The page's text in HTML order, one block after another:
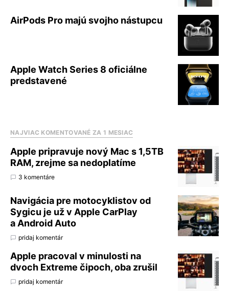
AirPods Pro majú svojho nástupcu
Apple Watch Series 8 oficiálne
predstavené
NAJVIAC KOMENTOVANÉ ZA 1 MESIAC
Apple pripravuje nový Mac s 1,5TB
RAM, zrejme sa nedoplatíme
3 komentáre
Navigácia pre motocyklistov od
Sygicu je už v Apple CarPlay
a Android Auto
pridaj komentár
Apple pracoval v minulosti na
dvoch Extreme čipoch, oba zrušil
pridaj komentár